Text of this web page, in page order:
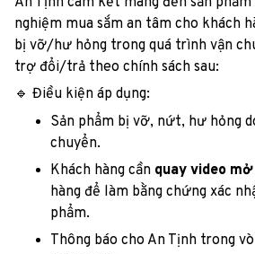
nghiệm mua sắm an tâm cho khách
bị vỡ/hư hỏng trong quá trình vận
trợ đổi/trả theo chính sách sau:
🔹 Điều kiện áp dụng:
Sản phẩm bị vỡ, nứt, hư hỏng
chuyển.
Khách hàng cần quay video
hàng để làm bằng chứng xác
phẩm.
Thông báo cho An Tịnh trong